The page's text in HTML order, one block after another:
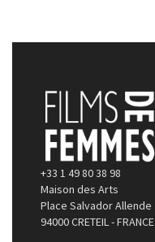
+33 1 49 80 38 98
Maison des Arts
Place Salvador Allende
94000 CRETEIL - FRANCE